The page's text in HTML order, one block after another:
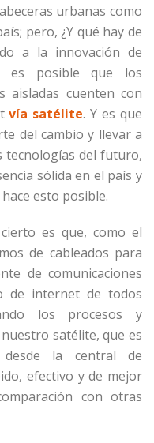
urbanas como
pero, ¿Y qué hay de
a la innovación de
es posible que los
aisladas cuenten con
vía satélite. Y es que
del cambio y llevar a
tecnologías del futuro,
sólida en el país y
esto posible.
es que, como el
de cableados para
de comunicaciones
de internet de todos
los procesos y
satélite, que es
la central de
efectivo y de mejor
con otras